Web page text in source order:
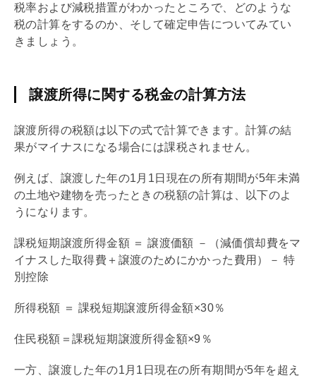
税率および減税措置がわかったところで、どのような
税の計算をするのか、そして確定申告についてみてい
きましょう。
譲渡所得に関する税金の計算方法
譲渡所得の税額は以下の式で計算できます。計算の結
果がマイナスになる場合には課税されません。
例えば、譲渡した年の1月1日現在の所有期間が5年未満
の土地や建物を売ったときの税額の計算は、以下のよ
うになります。
課税短期譲渡所得金額 ＝ 譲渡価額 －（減価償却費をマ
イナスした取得費＋譲渡のためにかかった費用）－ 特
別控除
所得税額 ＝ 課税短期譲渡所得金額×30％
住民税額＝課税短期譲渡所得金額×9％
一方、譲渡した年の1月1日現在の所有期間が5年を超え